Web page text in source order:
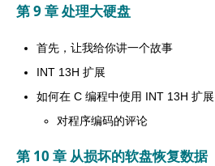
第 9 章 处理大硬盘
首先，让我给你讲一个故事
INT 13H 扩展
如何在 C 编程中使用 INT 13H 扩展
对程序编码的评论
第 10 章 从损坏的软盘恢复数据